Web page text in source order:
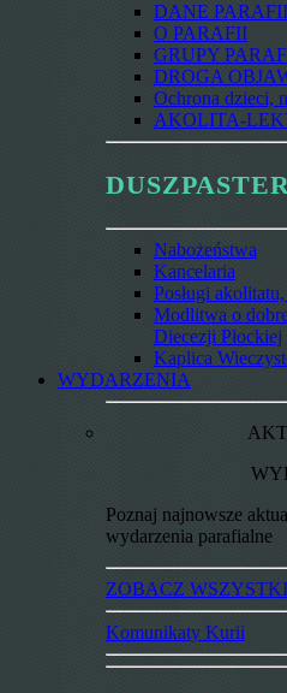
DANE PARAFII
O PARAFII
GRUPY
DROGA
Ochrona dzieci,
AKOLITA-
Nabożeństwa
Kancelaria
Posługi
Modlitwa o
Diecezji Płockiej
Kaplica
WYDARZENIA
Poznaj najnowsze
wydarzenia parafialne
ZOBACZ
Komunikaty Kurii